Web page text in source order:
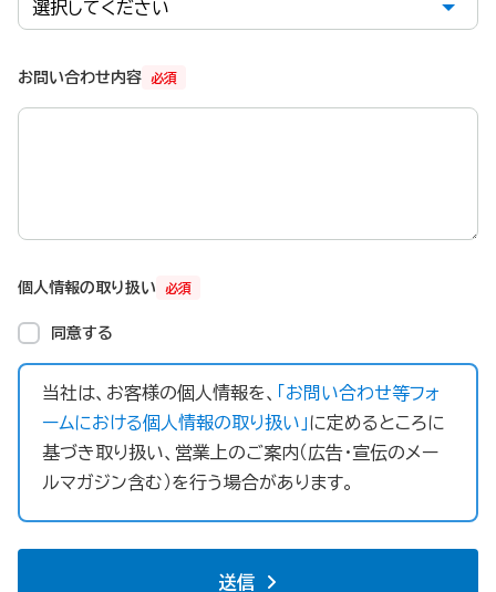
必須
お問い合わせ内容
必須
個人情報の取り扱い
同意する
当社は、お客様の個人情報を、
「お問い合わせ等フォ
ームにおける個人情報の取り扱い」に定めるところに
基づき取り扱い、営業上のご案内（広告・宣伝のメー
ルマガジン含む）を行う場合があります。
送信